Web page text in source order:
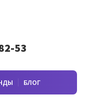
53
БЛОГ